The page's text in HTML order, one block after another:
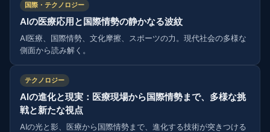
国際・テクノロジー
AIの医療応用と国際情勢の静かなる波紋
AI医療、国際情勢、文化摩擦、スポーツの力。現代社会の多様な
側面から読み解く。
テクノロジー
AIの進化と現実：医療現場から国際情勢まで、多様な挑
戦と新たな視点
AIの光と影、医療から国際情勢まで、進化する技術が突きつける